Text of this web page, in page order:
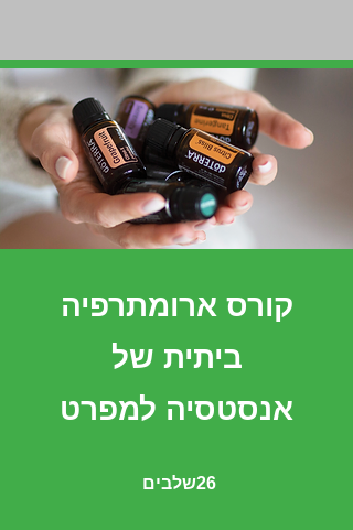
קורס ארומתרפיה
ביתית של
אנסטסיה למפרט
26שלבים